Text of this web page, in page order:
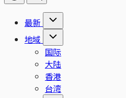
最新
地域
国际
大陆
香港
台湾